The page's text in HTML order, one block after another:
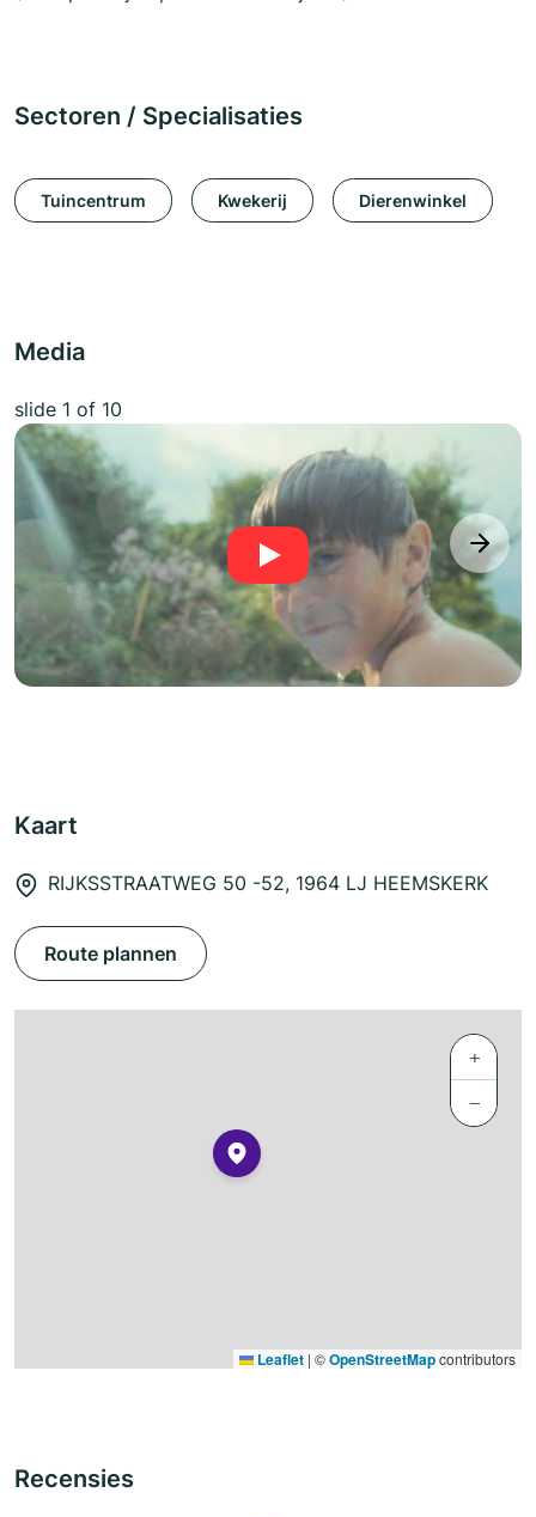
Sectoren / Specialisaties
Tuincentrum Kwekerij Dierenwinkel
Media
next
slide 1 of 10
Kaart
RIJKSSTRAATWEG 50 -52, 1964 LJ HEEMSKERK
Route plannen
+
−
Leaflet | ©OpenStreetMapcontributors
Recensies